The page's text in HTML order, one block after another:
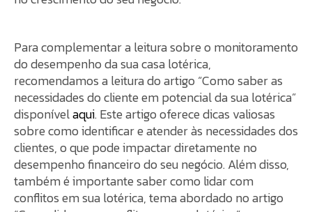
Para complementar a leitura sobre o monitoramento
do desempenho da sua casa lotérica,
recomendamos a leitura do artigo “Como saber as
necessidades do cliente em potencial da sua lotérica”
disponívelaqui. Este artigo oferece dicas valiosas
sobre como identificar e atender às necessidades dos
clientes, o que pode impactar diretamente no
desempenho financeiro do seu negócio. Além disso,
também é importante saber como lidar com
conflitos em sua lotérica, tema abordado no artigo